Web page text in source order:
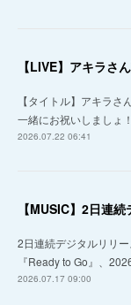
【タイトル】アキラ
一緒にお祝いしましょ
2026.07.22 06:41
【MUSIC】2日連
2日連続デジタルリリ
『Ready to Go』、
2026.07.17 09:00